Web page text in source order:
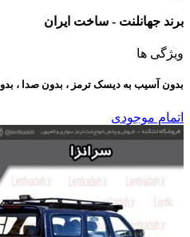
برند جهانلنت - ساخت ایران
ویژگی ها
بدون آسیب به دیسک ترمز ، بدون صدا ،
اتمام موجودی